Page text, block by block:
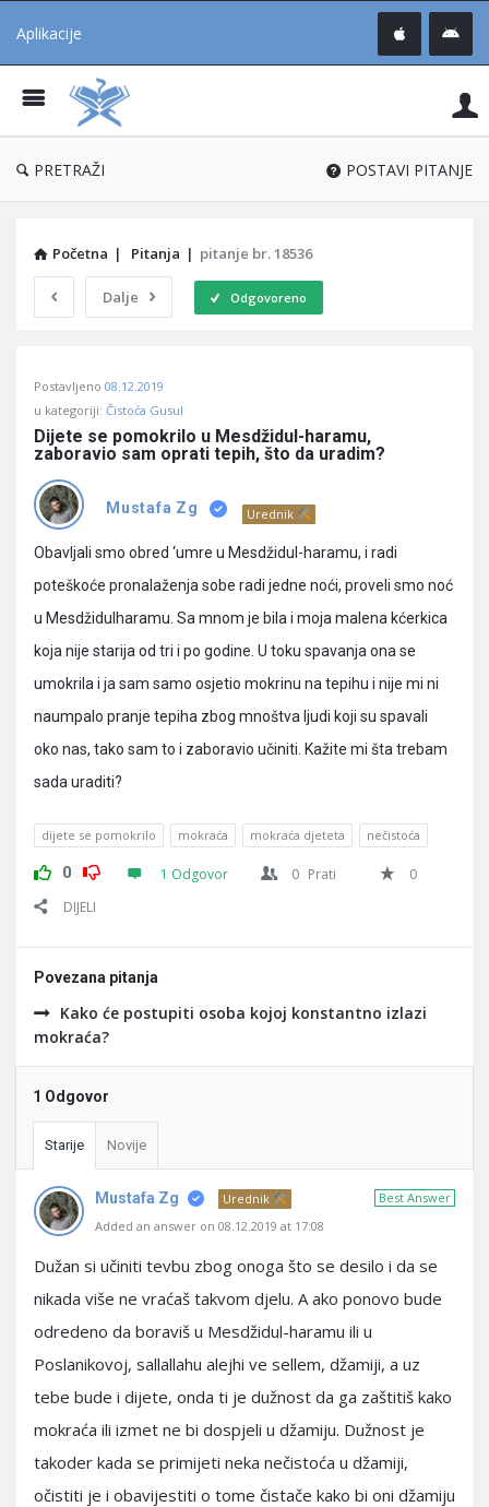
Aplikacije
®
PRETRAŽI POSTAVI PITANJE
Početna | Pitanja | pitanje br. 18536
Dalje Odgovoreno
Učene
Latest
Pitanja
Postavljeno 08.12.2019
u kategoriji: Čistoća Gusul
Dijete se pomokrilo u Mesdžidul-haramu,
zaboravio sam oprati tepih, što da uradim?
Mustafa Zg Urednik
Obavljali smo obred ‘umre u Mesdžidul-haramu, i radi
poteškoće pronalaženja sobe radi jedne noći, proveli smo noć
u Mesdžidul­haramu. Sa mnom je bila i moja malena kćerkica
koja nije starija od tri i po godine. U toku spavanja ona se
umokrila i ja sam samo osjetio mokrinu na tepihu i nije mi ni
naumpalo pranje tepiha zbog mnoštva ljudi koji su spavali
oko nas, tako sam to i zaboravio učiniti. Kažite mi šta trebam
sada uraditi?
dijete se pomokrilo mokraća mokraća djeteta nečistoća
0 1 Odgovor 0 Prati
0
DIJELI
Povezana pitanja
Kako će postupiti osoba kojoj konstantno izlazi
mokraća?
1 Odgovor
Starije Novije
Best Answer
Mustafa Zg
Urednik
Added an answer on 08.12.2019 at 17:08
Dužan si učiniti tevbu zbog onoga što se desilo i da se
nikada više ne vraćaš takvom djelu. A ako ponovo bude
odredeno da boraviš u Mesdžidul-haramu ili u
Poslanikovoj, sallallahu alejhi ve sellem, džamiji, a uz
tebe bude i dijete, onda ti je dužnost da ga zaštitiš kako
mokraća ili izmet ne bi dospjeli u džamiju. Dužnost je
takoder kada se primijeti neka nečistoća u džamiji,
očistiti je i obavijestiti o tome čistače kako bi oni džamiju